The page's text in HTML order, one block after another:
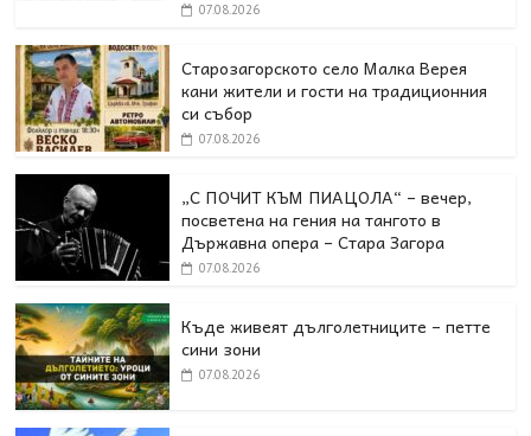
07.08.2026
Старозагорското село Малка Верея
кани жители и гости на традиционния
си събор
07.08.2026
„С ПОЧИТ КЪМ ПИАЦОЛА“ – вечер,
посветена на гения на тангото в
Държавна опера – Стара Загора
07.08.2026
Къде живеят дълголетниците – петте
сини зони
07.08.2026